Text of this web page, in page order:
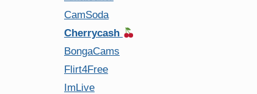
CamSoda
Cherrycash
BongaCams
Flirt4Free
ImLive